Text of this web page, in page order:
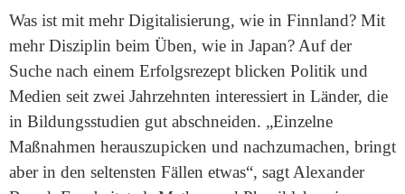
Was ist mit mehr Digitalisierung, wie in Finnland? Mit
mehr Disziplin beim Üben, wie in Japan? Auf der
Suche nach einem Erfolgsrezept blicken Politik und
Medien seit zwei Jahrzehnten interessiert in Länder, die
in Bildungsstudien gut abschneiden. „Einzelne
Maßnahmen herauszupicken und nachzumachen, bringt
aber in den seltensten Fällen etwas“, sagt Alexander